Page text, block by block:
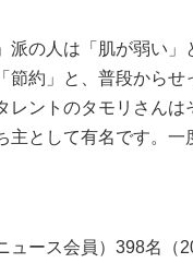
派の人は「肌が弱い
節約」と、普段から
レントのタモリさん
主として有名です。
ース会員）398名（